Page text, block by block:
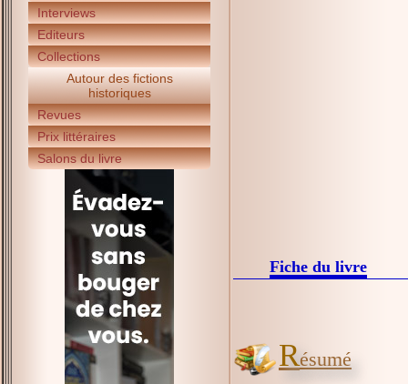
Interviews
Editeurs
Collections
Autour des fictions
historiques
Revues
Prix littéraires
Salons du livre
Fiche du livre
Résumé